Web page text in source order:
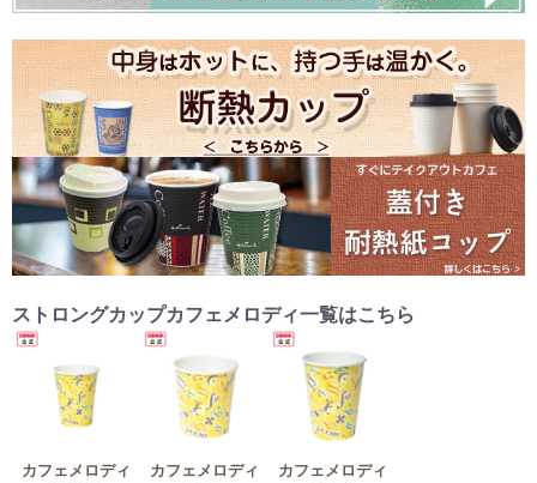
ストロングカップカフェメロディ一覧はこちら
カフェメロディ
カフェメロディ
カフェメロディ